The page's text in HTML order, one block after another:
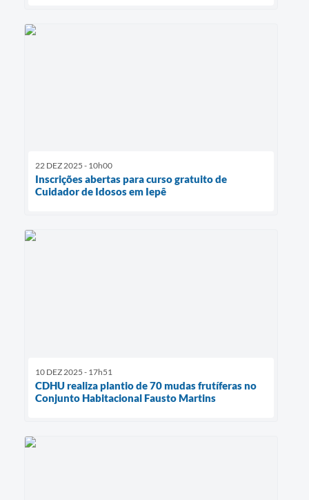
22 DEZ 2025 - 10h00
Inscrições abertas para curso gratuito de
Cuidador de Idosos em Iepê
10 DEZ 2025 - 17h51
CDHU realiza plantio de 70 mudas frutíferas no
Conjunto Habitacional Fausto Martins